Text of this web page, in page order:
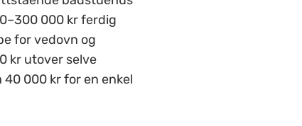
000 kr ferdig
for vedovn og
kr utover selve
000 kr for en enkel